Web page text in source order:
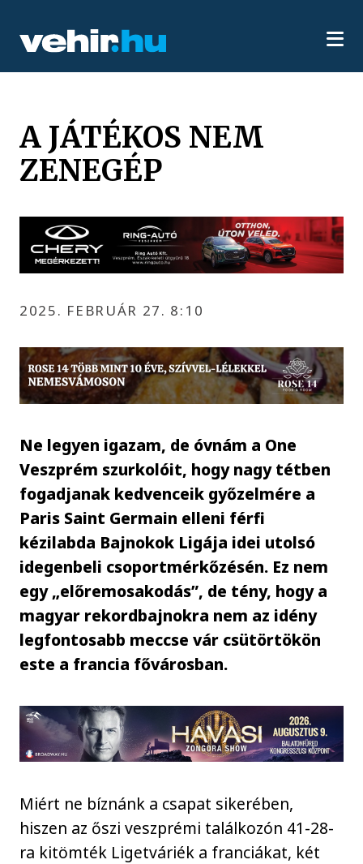
A JÁTÉKOS NEM
ZENEGÉP
2025. FEBRUÁR 27. 8:10
Ne legyen igazam, de óvnám a One
Veszprém szurkolóit, hogy nagy tétben
fogadjanak kedvenceik győzelmére a
Paris Saint Germain elleni férfi
kézilabda Bajnokok Ligája idei utolsó
idegenbeli csoportmérkőzésén. Ez nem
egy „előremosakodás”, de tény, hogy a
magyar rekordbajnokra nem az idény
legfontosabb meccse vár csütörtökön
este a francia fővárosban.
Miért ne bíznánk a csapat sikerében,
hiszen az őszi veszprémi találkozón 41-28-
ra kitömték Ligetváriék a franciákat, két